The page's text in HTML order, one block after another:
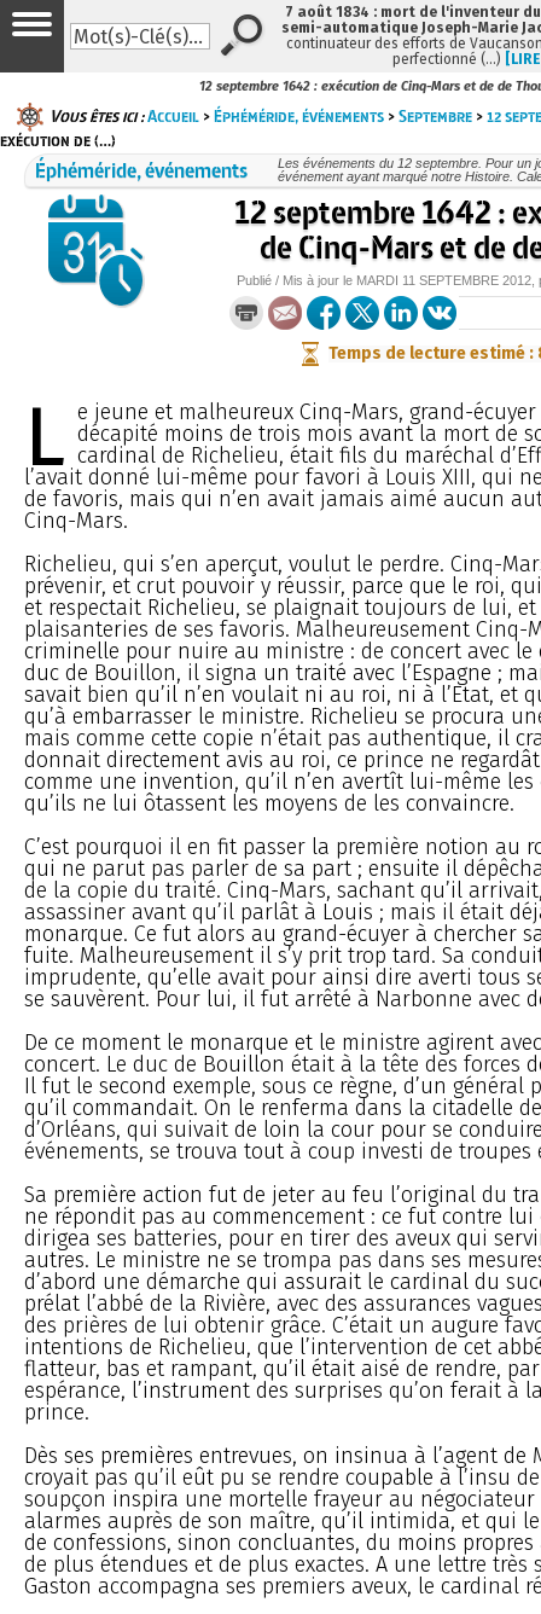
12 septembre 1642 : exécution de Cinq-Mars et de de
Vous êtes ici :Accueil >Éphéméride, événements >Septembre >12
exécution de (…)
Éphéméride, événements
Les événements du 12 septembre. Pour un
événement ayant marqué notre Histoire.
12 septembre 1642 :
de Cinq-Mars et de
Publié / Mis à jour le MARDI 11 SEPTEMBRE 2012
Temps de lecture estimé :
L e jeune et malheureux Cinq-Mars, grand-écuyer
décapité moins de trois mois avant la mort de
cardinal de Richelieu, était fils du maréchal
l’avait donné lui-même pour favori à Louis XIII, qui
de favoris, mais qui n’en avait jamais aimé aucun
Cinq-Mars.
Richelieu, qui s’en aperçut, voulut le perdre. Cinq-
prévenir, et crut pouvoir y réussir, parce que le roi,
et respectait Richelieu, se plaignait toujours de lui,
plaisanteries de ses favoris. Malheureusement Cinq-
criminelle pour nuire au ministre : de concert avec le
duc de Bouillon, il signa un traité avec l’Espagne ;
savait bien qu’il n’en voulait ni au roi, ni à l’Etat, et
qu’à embarrasser le ministre. Richelieu se procura
mais comme cette copie n’était pas authentique, il
donnait directement avis au roi, ce prince ne
comme une invention, qu’il n’en avertît lui-même les
qu’ils ne lui ôtassent les moyens de les convaincre.
C’est pourquoi il en fit passer la première notion au
qui ne parut pas parler de sa part ; ensuite il
de la copie du traité. Cinq-Mars, sachant qu’il
assassiner avant qu’il parlât à Louis ; mais il était
monarque. Ce fut alors au grand-écuyer à chercher
fuite. Malheureusement il s’y prit trop tard. Sa
imprudente, qu’elle avait pour ainsi dire averti tous
se sauvèrent. Pour lui, il fut arrêté à Narbonne avec
De ce moment le monarque et le ministre agirent
concert. Le duc de Bouillon était à la tête des forces
Il fut le second exemple, sous ce règne, d’un général
qu’il commandait. On le renferma dans la citadelle
d’Orléans, qui suivait de loin la cour pour se
événements, se trouva tout à coup investi de troupes
Sa première action fut de jeter au feu l’original du
ne répondit pas au commencement : ce fut contre lui
dirigea ses batteries, pour en tirer des aveux qui
autres. Le ministre ne se trompa pas dans ses
d’abord une démarche qui assurait le cardinal du
prélat l’abbé de la Rivière, avec des assurances
des prières de lui obtenir grâce. C’était un augure
intentions de Richelieu, que l’intervention de cet
flatteur, bas et rampant, qu’il était aisé de rendre,
espérance, l’instrument des surprises qu’on ferait à
prince.
Dès ses premières entrevues, on insinua à l’agent de
croyait pas qu’il eût pu se rendre coupable à l’insu
soupçon inspira une mortelle frayeur au négociateur
alarmes auprès de son maître, qu’il intimida, et qui
de confessions, sinon concluantes, du moins
de plus étendues et de plus exactes. A une lettre très
Gaston accompagna ses premiers aveux, le cardinal
7 août 1834 : mort de l'inventeur
semi-automatique Joseph-Marie
continuateur des efforts de
perfectionné (…)